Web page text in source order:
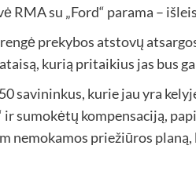
RMA su „Ford“ parama –
prekybos atstovų
kurią pritaikius jas bus
savininkus, kurie jau yra
sumokėtų kompensaciją,
nemokamos priežiūros